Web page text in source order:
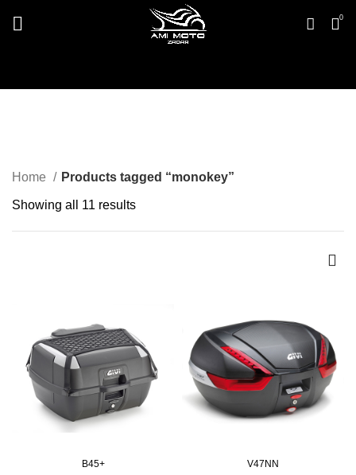
0
Home Products tagged “monokey”
Showing all 11 resultsSorted
B45+
V47NN